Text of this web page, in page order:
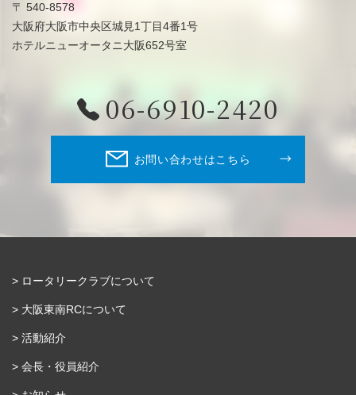
〒 540-8578
大阪府大阪市中央区城見1丁目4番1号
ホテルニューオータニ大阪652号室
06-6910-2420
お問い合わせはこちら
ロータリークラブについて
大阪東南RCについて
活動紹介
会長・役員紹介